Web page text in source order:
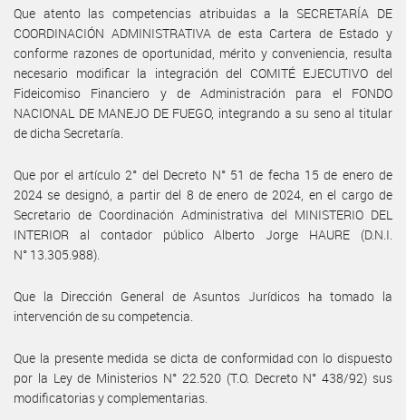
Que atento las competencias atribuidas a la SECRETARÍA DE
COORDINACIÓN ADMINISTRATIVA de esta Cartera de Estado y
conforme razones de oportunidad, mérito y conveniencia, resulta
necesario modificar la integración del COMITÉ EJECUTIVO del
Fideicomiso Financiero y de Administración para el FONDO
NACIONAL DE MANEJO DE FUEGO, integrando a su seno al titular
de dicha Secretaría.
Que por el artículo 2° del Decreto N° 51 de fecha 15 de enero de
2024 se designó, a partir del 8 de enero de 2024, en el cargo de
Secretario de Coordinación Administrativa del MINISTERIO DEL
INTERIOR al contador público Alberto Jorge HAURE (D.N.I.
N° 13.305.988).
Que la Dirección General de Asuntos Jurídicos ha tomado la
intervención de su competencia.
Que la presente medida se dicta de conformidad con lo dispuesto
por la Ley de Ministerios N° 22.520 (T.O. Decreto N° 438/92) sus
modificatorias y complementarias.